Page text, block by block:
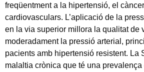
freqüentment a la hipertensió, el
cardiovasculars. L’aplicació de la
en la via superior millora la qualitat de
moderadament la pressió arterial,
pacients amb hipertensió resistent. La
malaltia crònica que té una